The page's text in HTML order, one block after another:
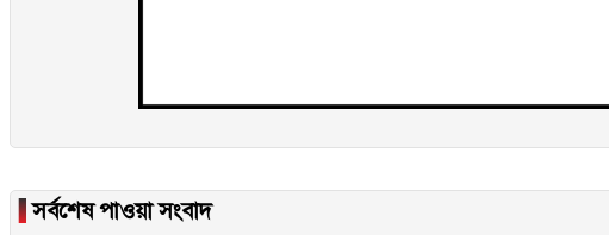
▐সর্বশেষ পাওয়া সংবাদ